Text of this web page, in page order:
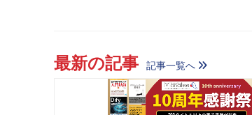
最新の記事 記事一覧へ